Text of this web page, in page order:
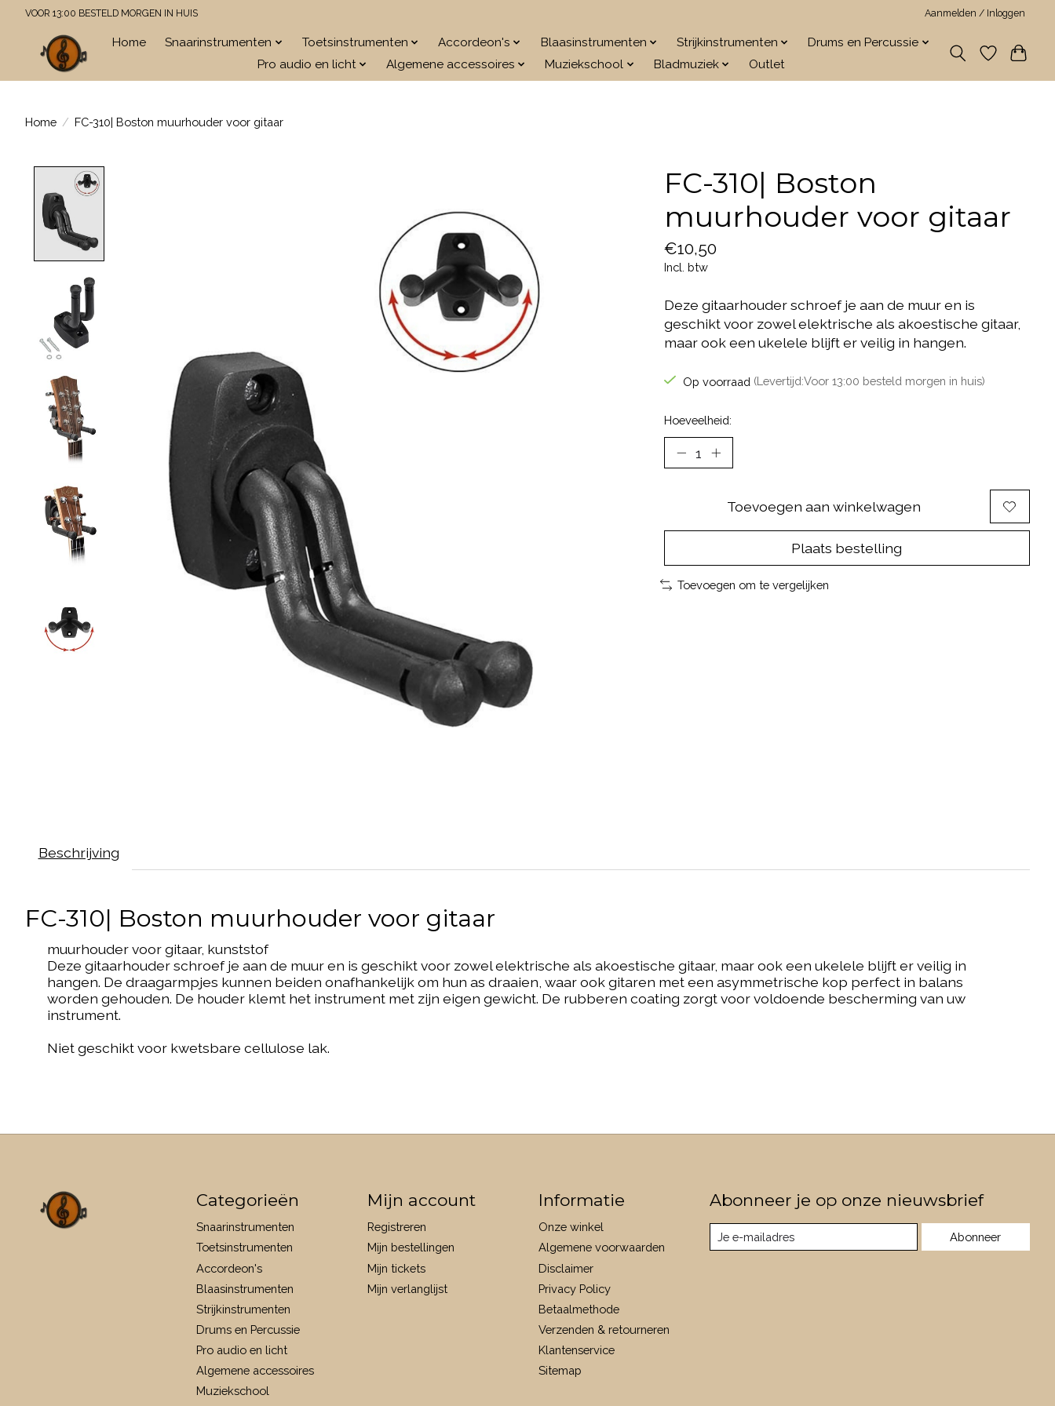
VOOR 13:00 BESTELD MORGEN IN HUIS Aanmelden / Inloggen
Home Snaarinstrumenten Toetsinstrumenten Accordeon's Blaasinstrumenten Strijkinstrumenten
Drums en Percussie
Pro audio en licht
Algemene accessoires Muziekschool Bladmuziek Outlet
Home / FC-310| Boston muurhouder voor gitaar
FC-310| Boston
muurhouder voor gitaar
€10,50
Incl. btw
Deze gitaarhouder schroef je aan de muur en is
geschikt voor zowel elektrische als akoestische gitaar,
maar ook een ukelele blijft er veilig in hangen.
Op voorraad (Levertijd:Voor 13:00 besteld morgen in huis)
Hoeveelheid:
Toevoegen aan winkelwagen
Plaats bestelling
Toevoegen om te vergelijken
Beschrijving
FC-310| Boston muurhouder voor gitaar
muurhouder voor gitaar, kunststof
Deze gitaarhouder schroef je aan de muur en is geschikt voor zowel elektrische als akoestische gitaar, maar ook een ukelele blijft er veilig in
hangen. De draagarmpjes kunnen beiden onafhankelijk om hun as draaien, waar ook gitaren met een asymmetrische kop perfect in balans
worden gehouden. De houder klemt het instrument met zijn eigen gewicht. De rubberen coating zorgt voor voldoende bescherming van uw
instrument.
Niet geschikt voor kwetsbare cellulose lak.
Categorieën
Snaarinstrumenten
Toetsinstrumenten
Accordeon's
Blaasinstrumenten
Strijkinstrumenten
Drums en Percussie
Pro audio en licht
Algemene accessoires
Muziekschool
Mijn account
Registreren
Mijn bestellingen
Mijn tickets
Mijn verlanglijst
Informatie
Onze winkel
Algemene voorwaarden
Disclaimer
Privacy Policy
Betaalmethode
Verzenden & retourneren
Klantenservice
Sitemap
Abonneer je op onze nieuwsbrief
Abonneer